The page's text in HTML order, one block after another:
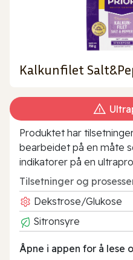
Kalkunfilet
Produktet har
bearbeidet på en måte
indikatorer på en
Tilsetninger og
Dekstrose/Glukose
Sitronsyre
Åpne i appen for å lese